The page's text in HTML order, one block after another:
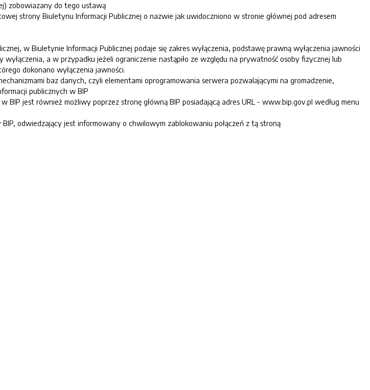
zobowiazany do tego ustawą
strony Biuletynu Informacji Publicznej o nazwie jak uwidoczniono w stronie głównej pod adresem
w Biuletynie Informacji Publicznej podaje się zakres wyłączenia, podstawę prawną wyłączenia jawności
wyłączenia, a w przypadku jeżeli ograniczenie nastąpiło ze względu na prywatność osoby fizycznej lub
dokonano wyłączenia jawności.
baz danych, czyli elementami oprogramowania serwera pozwalającymi na gromadzenie,
publicznych w BIP
BIP jest również możliwy poprzez stronę główną BIP posiadającą adres URL - www.bip.gov.pl według menu
odwiedzający jest informowany o chwilowym zablokowaniu połączeń z tą stroną